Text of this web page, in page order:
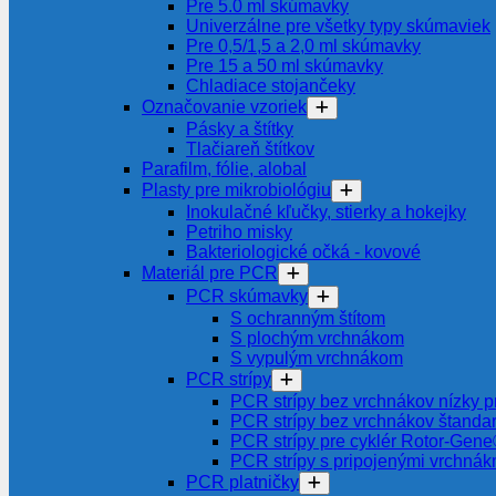
Pre 5.0 ml skúmavky
Univerzálne pre všetky typy skúmaviek
Pre 0,5/1,5 a 2,0 ml skúmavky
Pre 15 a 50 ml skúmavky
Chladiace stojančeky
Označovanie vzoriek
Pásky a štítky
Tlačiareň štítkov
Parafilm, fólie, alobal
Plasty pre mikrobiológiu
Inokulačné kľučky, stierky a hokejky
Petriho misky
Bakteriologické očká - kovové
Materiál pre PCR
PCR skúmavky
S ochranným štítom
S plochým vrchnákom
S vypulým vrchnákom
PCR strípy
PCR strípy bez vrchnákov nízky
PCR strípy bez vrchnákov
PCR strípy pre cyklér Rotor-
PCR strípy s pripojenými
PCR platničky